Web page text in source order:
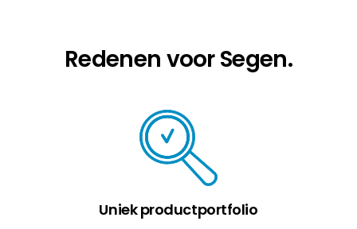
Redenen voor Segen.
Uniek productportfolio